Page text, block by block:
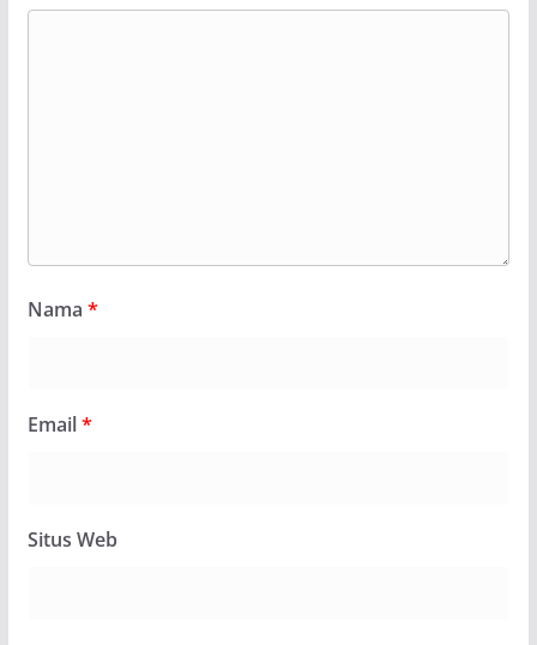
Nama *
Email*
Situs Web